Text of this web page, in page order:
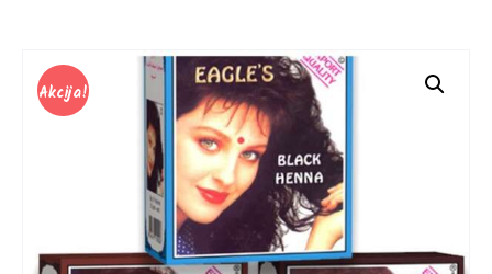
Akcija!